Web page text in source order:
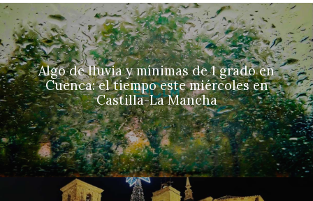
Algo de lluvia y mínimas de 1 grado en
Cuenca: el tiempo este miércoles en
Castilla-La Mancha